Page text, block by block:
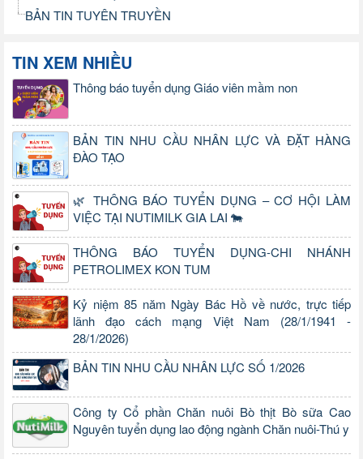
BẢN TIN TUYÊN TRUYỀN
TIN XEM NHIỀU
Thông báo tuyển dụng Giáo viên mầm non
BẢN TIN NHU CẦU NHÂN LỰC VÀ ĐẶT HÀNG
ĐÀO TẠO
🌿 THÔNG BÁO TUYỂN DỤNG – CƠ HỘI LÀM
VIỆC TẠI NUTIMILK GIA LAI 🐄
THÔNG BÁO TUYỂN DỤNG-CHI NHÁNH
PETROLIMEX KON TUM
Kỷ niệm 85 năm Ngày Bác Hồ về nước, trực tiếp
lãnh đạo cách mạng Việt Nam (28/1/1941 -
28/1/2026)
BẢN TIN NHU CẦU NHÂN LỰC SỐ 1/2026
Công ty Cổ phần Chăn nuôi Bò thịt Bò sữa Cao
Nguyên tuyển dụng lao động ngành Chăn nuôi-Thú y